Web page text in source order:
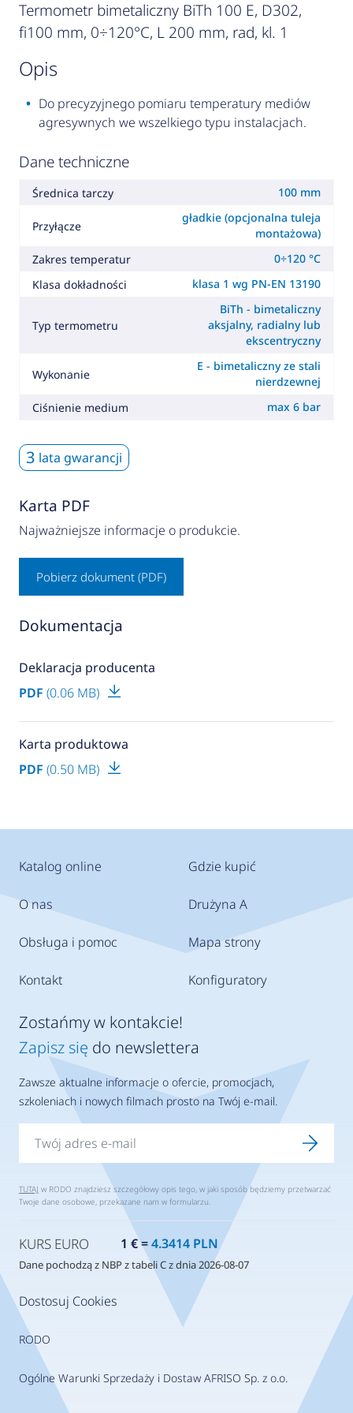
Termometr bimetaliczny BiTh 100 E, D302,
fi100 mm, 0÷120°C, L 200 mm, rad, kl. 1
opis
Do precyzyjnego pomiaru temperatury mediów
agresywnych we wszelkiego typu instalacjach.
Dane techniczne
Średnica tarczy 100 mm
Przyłącze
gładkie (opcjonalna tuleja
montażowa)
Zakres temperatur
0÷120 °C
Klasa dokładności
klasa 1 wg PN-EN 13190
Typ termometru
BiTh - bimetaliczny
aksjalny, radialny lub
ekscentryczny
Wykonanie
E - bimetaliczny ze stali
nierdzewnej
Ciśnienie medium
max 6 bar
3 lata gwarancji
Karta PDF
Najważniejsze informacje o produkcie.
Pobierz dokument (PDF)
Dokumentacja
Deklaracja producenta
PDF (0.06 MB)
Karta produktowa
PDF (0.50 MB)
Katalog online
O nas
Obsługa i pomoc
Kontakt
Gdzie kupić
Drużyna A
Mapa strony
Konfiguratory
Dostosuj Cookies
RODO
Ogólne Warunki Sprzedaży i Dostaw AFRISO Sp. z o.o.
Zostańmy w kontakcie!
Zapisz się do newslettera
Zawsze aktualne informacje o ofercie, promocjach,
szkoleniach i nowych filmach prosto na Twój e-mail.
TUTAJ w RODO znajdziesz szczegółowy opis tego, w jaki sposób będziemy przetwarzać
Twoje dane osobowe, przekazane nam w formularzu.
KURS EURO 1 € =4.3414 PLN
Dane pochodzą z NBP z tabeli C z dnia 2026-08-07